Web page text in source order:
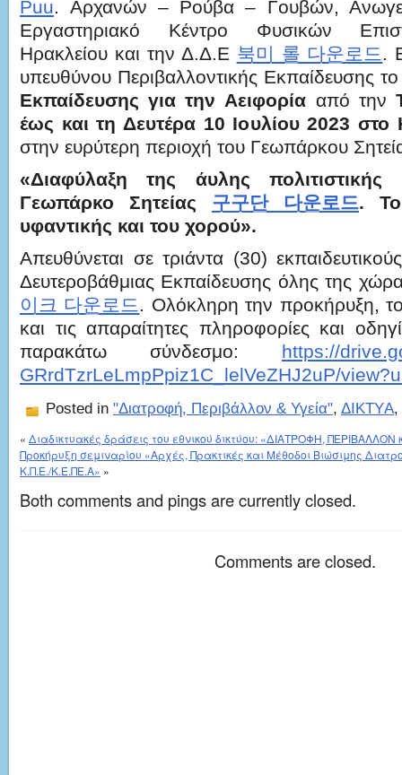
Puu. Αρχανών – Ρούβα – Γουβών,
Εργαστηριακό Κέντρο Φυσικών
Ηρακλείου και την Δ.Δ.Ε 북미 롤 다운로드.
υπευθύνου Περιβαλλοντικής Εκπαίδευσης
Εκπαίδευσης για τηνAειφορία από την
έως και τη Δευτέρα 10 Ιουλίου 2023 στο
στην ευρύτερη περιοχή του Γεωπάρκου
«Διαφύλαξη της άυλης πολιτιστικής
Γεωπάρκο Σητείας 구구단 다운로드. Το
υφαντικής και του χορού».
Απευθύνεται σε τριάντα (30)
Δευτεροβάθμιας Εκπαίδευσης όλης της
이크 다운로드. Ολόκληρη την προκήρυξη,
και τις απαραίτητες πληροφορίες και
παρακάτω σύνδεσμο: https://
GRrdTzrLeLmpPpiz1C_lelVeZHJ2uP/
Posted in "Διατροφή, Περιβάλλον & Υγεία", ΔIΚΤYΑ,
« Διαδικτυακές δράσεις του εθνικού δικτύου: «ΔΙΑΤΡΟΦΗ, ΠΕΡΙΒΑΛΛΟΝ
Προκήρυξη σεμιναρίου «Αρχές, Πρακτικές και Μέθοδοι Βιώσιμης
Κ.Π.Ε./Κ.Ε.ΠΕ.Α» »
Both comments and pings are currently closed.
Comments are closed.